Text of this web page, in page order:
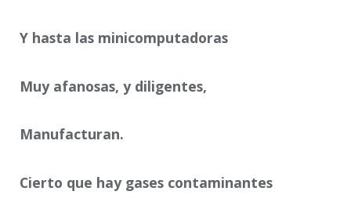
Y hasta las minicomputadoras
Muy afanosas, y diligentes,
Manufacturan.
Cierto que hay gases contaminantes